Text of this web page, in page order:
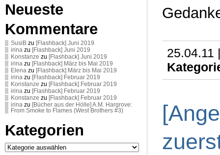
Neueste
Kommentare
SusiB zu [Flashback] Juni 2019
irina zu [Flashback] Juni 2019
Konstanze zu [Flashback] Juni 2019
irina zu [Flashback] März bis Mai 2019
Elena zu [Flashback] März bis Mai 2019
irina zu [Flashback] Februar 2019
Konstanze zu [Flashback] Februar 2019
irina zu [Flashback] Februar 2019
Konstanze zu [Flashback] Februar 2019
irina zu [Bücher aus der Hölle] A.M. Hargrove:
From Smoke to Flames (West Brothers #3)
Kategorien
Kategorien
25.04.11